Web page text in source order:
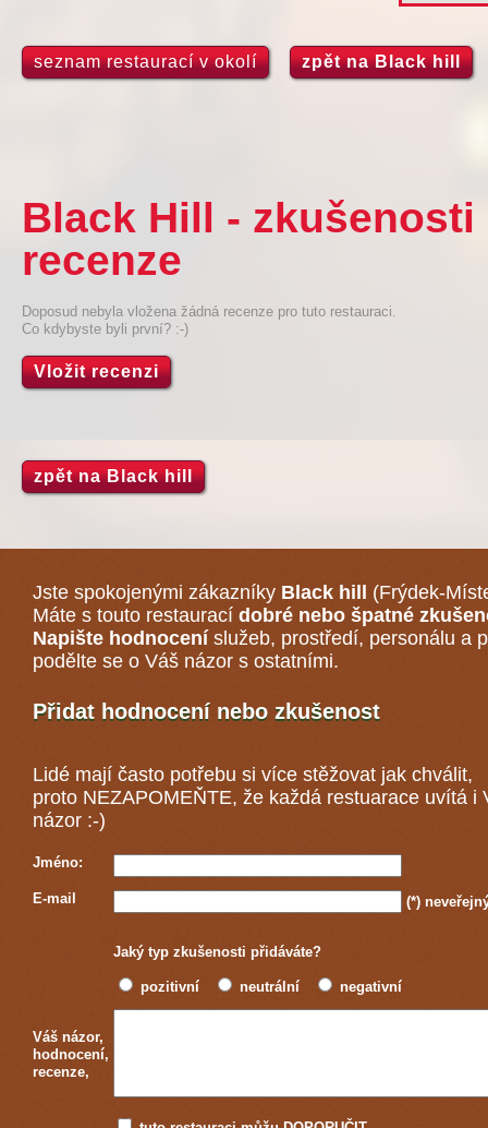
seznam restaurací v okolí zpět na Black hill
Black Hill -
recenze
Doposud nebyla vložena žádná recenze pro tuto restauraci.
Co kdybyste byli první? :-)
Vložit recenzi
zpět na Black hill
Jste spokojenými zákazníky Black hill
(Frýdek-
Máte s touto restaurací dobré nebo špatné
Napište hodnocení služeb, prostředí, personálu a
podělte se o Váš názor s ostatními.
Přidat hodnocení nebo zkušenost
Lidé mají často potřebu si více stěžovat jak chválit,
proto NEZAPOMEŇTE, že každá restuarace uvítá i
názor :-)
Jméno:
E-mail (*)
Jaký typ zkušenosti přidáváte?
pozitivní neutrální negativní
Váš názor,
hodnocení,
recenze,